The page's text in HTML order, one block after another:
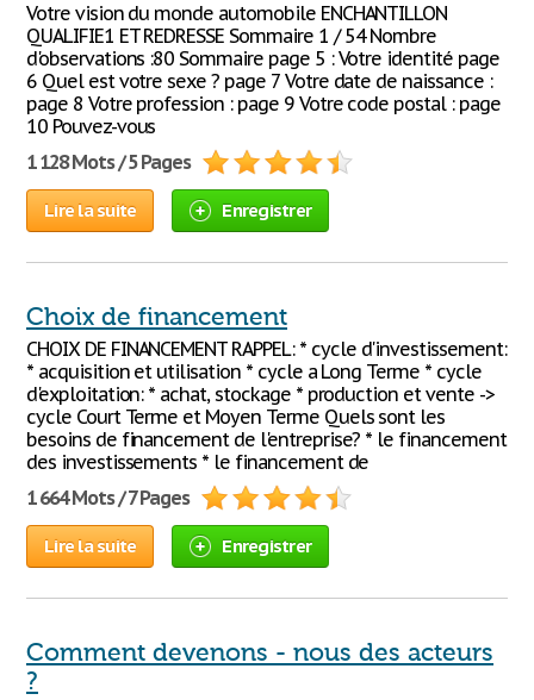
Votre vision du monde automobile ENCHANTILLON
QUALIFIE1 ET REDRESSE Sommaire 1 / 54 Nombre
d'observations :80 Sommaire page 5 : Votre identité page
6 Quel est votre sexe ? page 7 Votre date de naissance :
page 8 Votre profession : page 9 Votre code postal : page
10 Pouvez-vous
1 128 Mots / 5 Pages
Lire la suite Enregistrer
Choix de financement
CHOIX DE FINANCEMENT RAPPEL: * cycle d'investissement:
* acquisition et utilisation * cycle a Long Terme * cycle
d'exploitation: * achat, stockage * production et vente ->
cycle Court Terme et Moyen Terme Quels sont les
besoins de financement de l'entreprise? * le financement
des investissements * le financement de
1 664 Mots / 7 Pages
Lire la suite Enregistrer
Comment devenons - nous des acteurs
?